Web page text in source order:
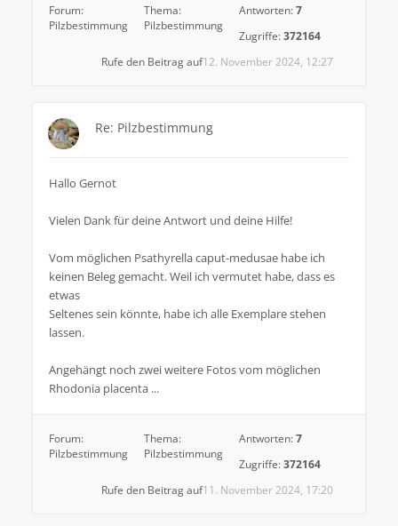
Forum:
Pilzbestimmung
Thema:
Pilzbestimmung
Antworten:7
Zugriffe:372164
12. November 2024, 12:27
Rufe den Beitrag auf
Re: Pilzbestimmung
Hallo Gernot
Vielen Dank für deine Antwort und deine Hilfe!
Vom möglichen Psathyrella caput-medusae habe ich
keinen Beleg gemacht. Weil ich vermutet habe, dass es
etwas
Seltenes sein könnte, habe ich alle Exemplare stehen
lassen.
Angehängt noch zwei weitere Fotos vom möglichen
Rhodonia placenta ...
Forum:
Pilzbestimmung
Thema:
Pilzbestimmung
Antworten:7
Zugriffe:372164
11. November 2024, 17:20
Rufe den Beitrag auf